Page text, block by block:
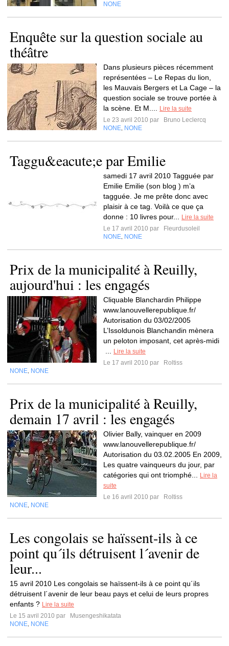
NONE
Enquête sur la question sociale au
théâtre
Dans plusieurs pièces récemment
représentées – Le Repas du lion,
les Mauvais Bergers et La Cage – la
question sociale se trouve portée à
la scène. Et M....
Lire la suite
Le 23 avril 2010 par
Bruno Leclercq
NONE NONE
Taggu&eacute;e par Emilie
samedi 17 avril 2010 Tagguée par
Emilie Emilie (son blog ) m’a
tagguée. Je me prête donc avec
plaisir à ce tag. Voilà ce que ça
donne : 10 livres pour...
Lire la suite
Le 17 avril 2010 par
Fleurdusoleil
NONE NONE
Prix de la municipalité à Reuilly,
aujourd'hui : les engagés
Cliquable Blanchardin Philippe
www.lanouvellerepublique.fr/
Autorisation du 03/02/2005
L’Issoldunois Blanchandin mènera
un peloton imposant, cet après-midi
Lire la suite
Le 17 avril 2010 par
Roltiss
NONE NONE
Prix de la municipalité à Reuilly,
demain 17 avril : les engagés
Olivier Bally, vainquer en 2009
www.lanouvellerepublique.fr/
Autorisation du 03.02.2005 En 2009,
Les quatre vainqueurs du jour, par
catégories qui ont triomphé...
Lire la
suite
Le 16 avril 2010 par
Roltiss
NONE NONE
Les congolais se haïssent-ils à ce
point qu´ils détruisent l´avenir de
leur...
15 avril 2010 Les congolais se haïssent-ils à ce point qu´ils
détruisent l´avenir de leur beau pays et celui de leurs propres
enfants ? Lire la suite
Le 15 avril 2010 par
Musengeshikatata
NONE NONE